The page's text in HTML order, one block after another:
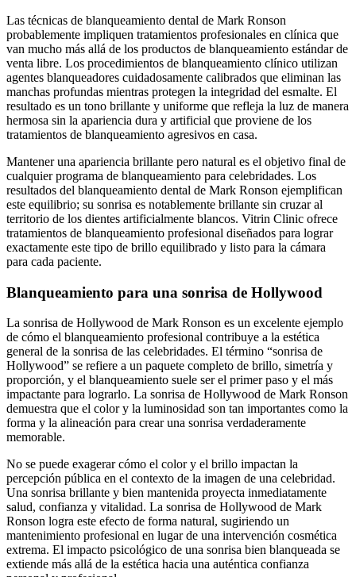
Las técnicas de blanqueamiento dental de Mark Ronson
probablemente impliquen tratamientos profesionales en clínica que
van mucho más allá de los productos de blanqueamiento estándar de
venta libre. Los procedimientos de blanqueamiento clínico utilizan
agentes blanqueadores cuidadosamente calibrados que eliminan las
manchas profundas mientras protegen la integridad del esmalte. El
resultado es un tono brillante y uniforme que refleja la luz de manera
hermosa sin la apariencia dura y artificial que proviene de los
tratamientos de blanqueamiento agresivos en casa.
Mantener una apariencia brillante pero natural es el objetivo final de
cualquier programa de blanqueamiento para celebridades. Los
resultados del blanqueamiento dental de Mark Ronson ejemplifican
este equilibrio; su sonrisa es notablemente brillante sin cruzar al
territorio de los dientes artificialmente blancos. Vitrin Clinic ofrece
tratamientos de blanqueamiento profesional diseñados para lograr
exactamente este tipo de brillo equilibrado y listo para la cámara
para cada paciente.
Blanqueamiento para una sonrisa de Hollywood
La sonrisa de Hollywood de Mark Ronson es un excelente ejemplo
de cómo el blanqueamiento profesional contribuye a la estética
general de la sonrisa de las celebridades. El término “sonrisa de
Hollywood” se refiere a un paquete completo de brillo, simetría y
proporción, y el blanqueamiento suele ser el primer paso y el más
impactante para lograrlo. La sonrisa de Hollywood de Mark Ronson
demuestra que el color y la luminosidad son tan importantes como la
forma y la alineación para crear una sonrisa verdaderamente
memorable.
No se puede exagerar cómo el color y el brillo impactan la
percepción pública en el contexto de la imagen de una celebridad.
Una sonrisa brillante y bien mantenida proyecta inmediatamente
salud, confianza y vitalidad. La sonrisa de Hollywood de Mark
Ronson logra este efecto de forma natural, sugiriendo un
mantenimiento profesional en lugar de una intervención cosmética
extrema. El impacto psicológico de una sonrisa bien blanqueada se
extiende más allá de la estética hacia una auténtica confianza